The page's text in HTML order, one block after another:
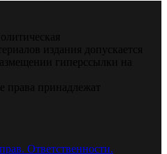
издания допускается
гиперссылки на
права принадлежат
Ответственности.